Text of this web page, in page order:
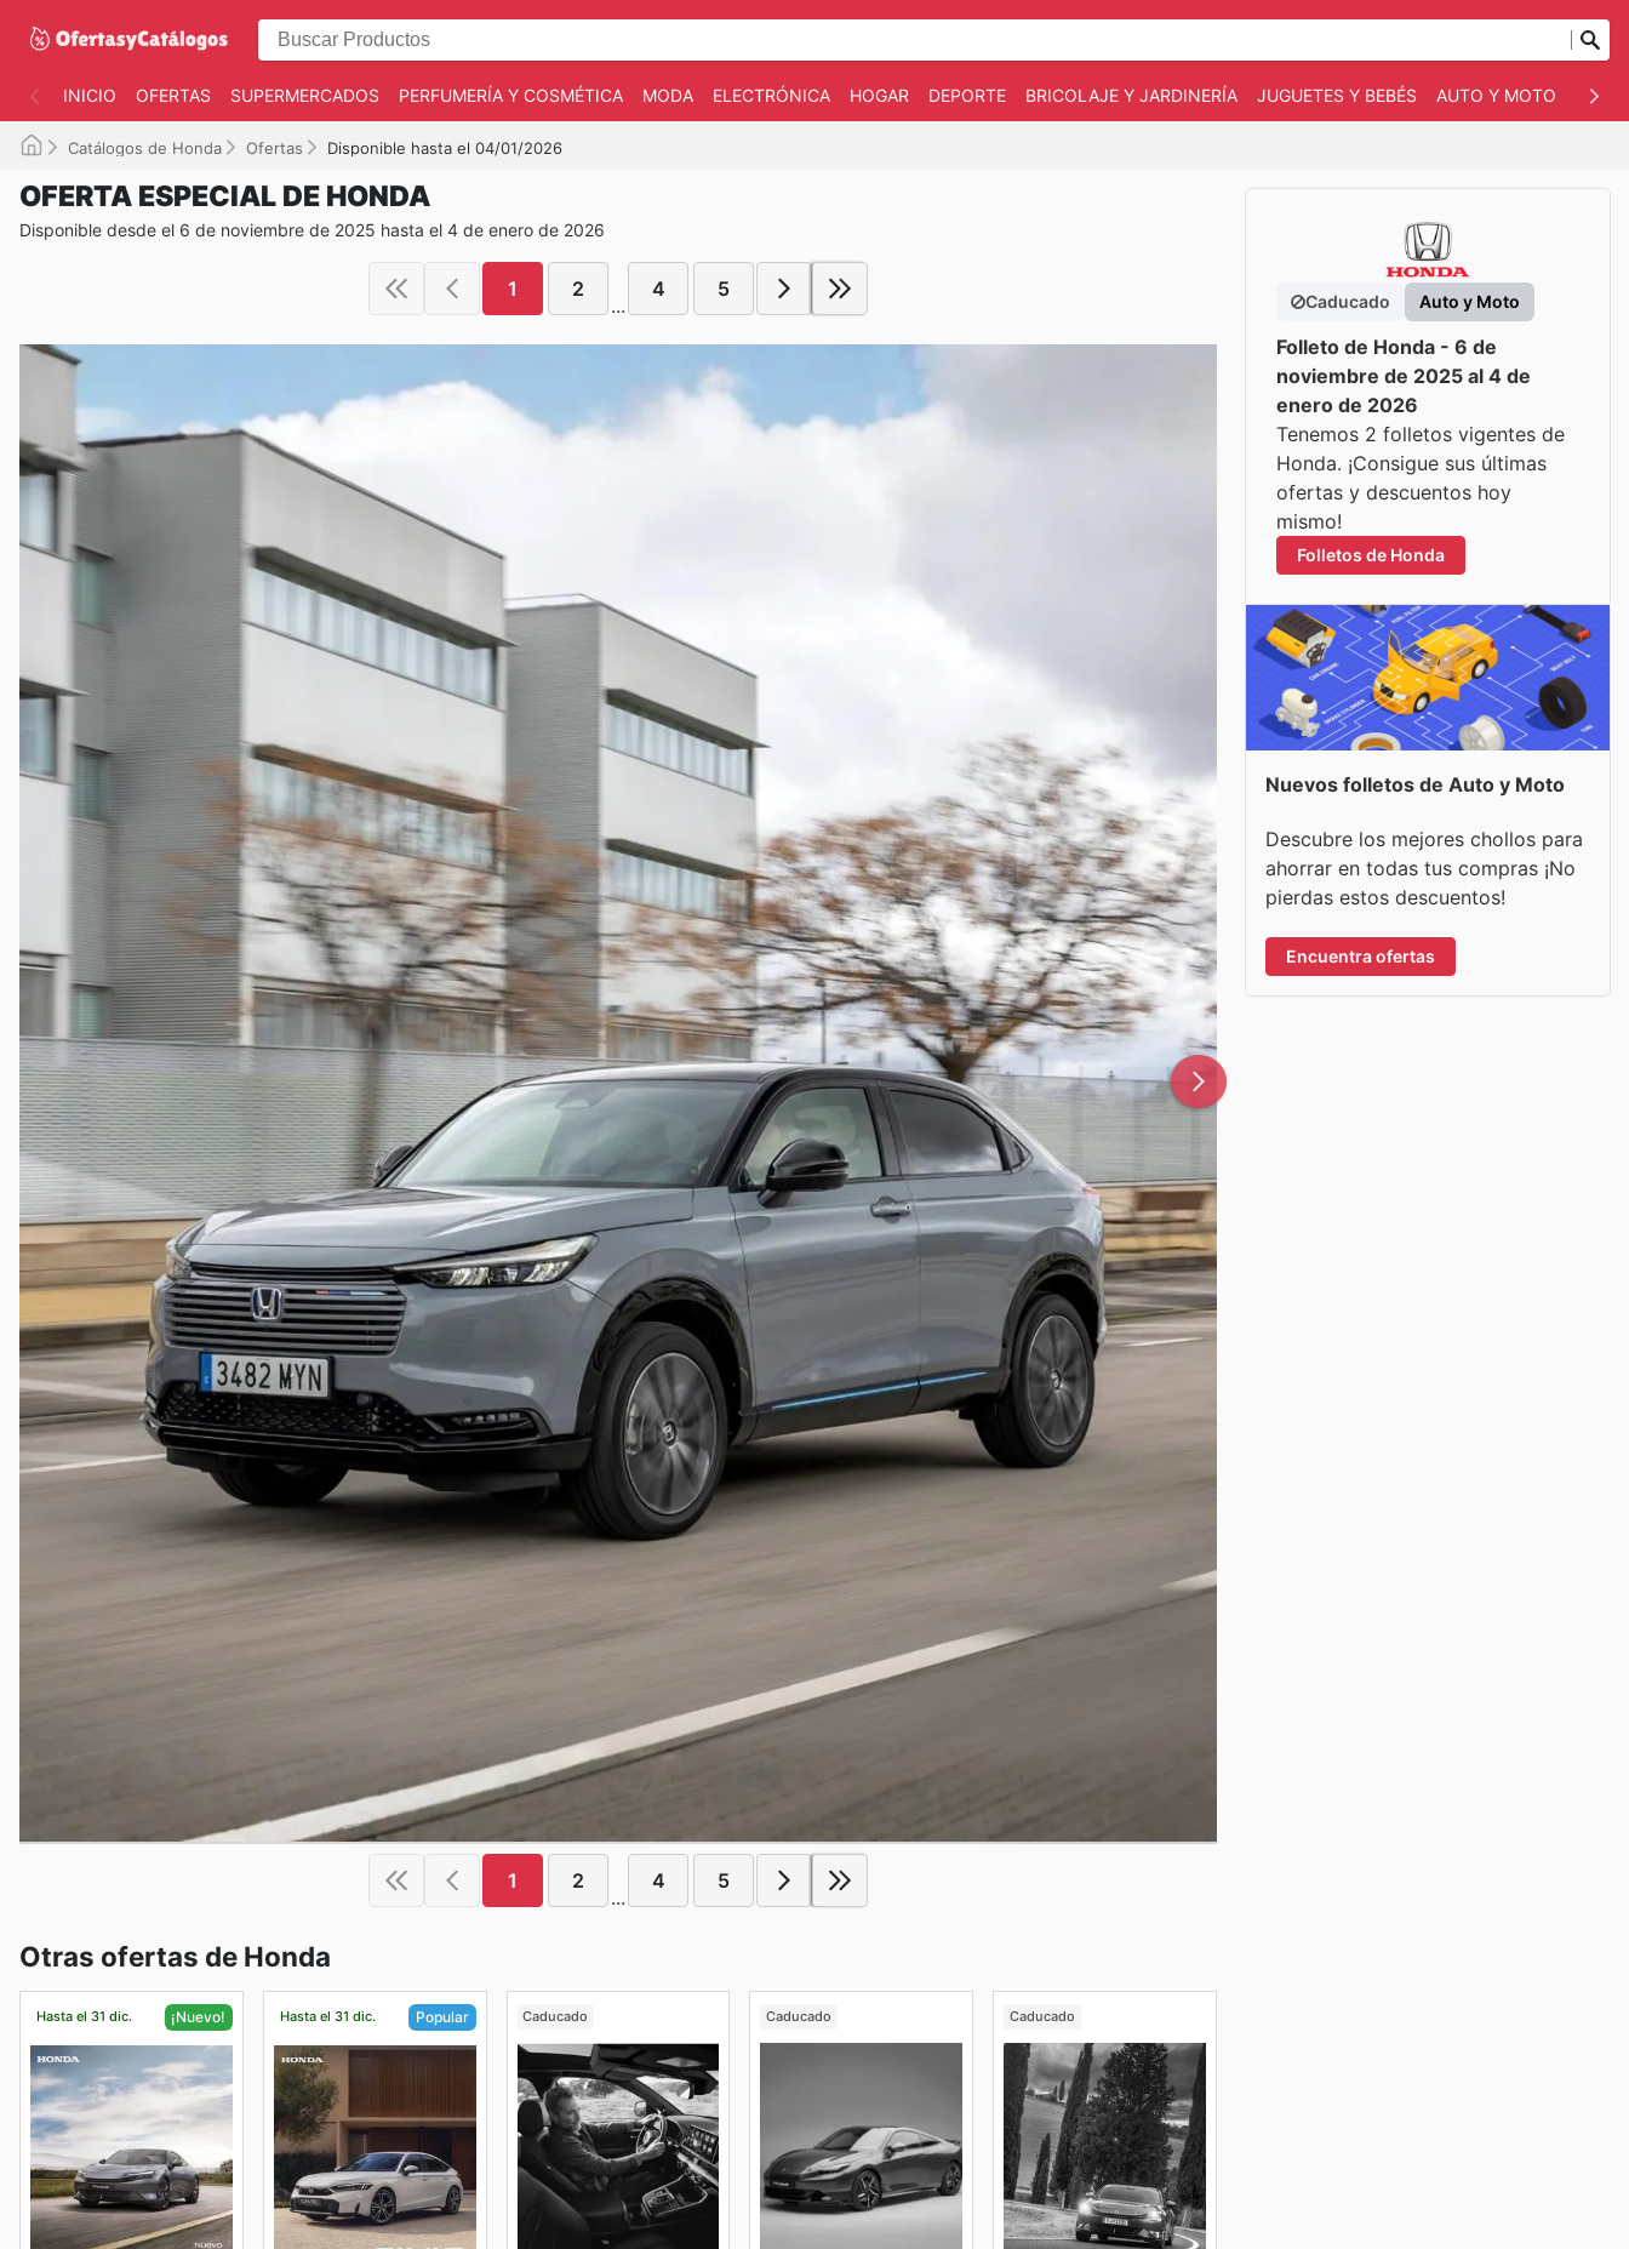
INICIO OFERTAS SUPERMERCADOS PERFUMERÍA Y COSMÉTICA MODA ELECTRÓNICA HOGAR DEPORTE BRICOLAJE Y JARDINERÍA JUGUETES Y BEBÉS AUTO Y MOTO
Catálogos de Honda Ofertas Disponible hasta el 04/01/2026
OFERTA ESPECIAL DE HONDA
Disponible desde el 6 de noviembre de 2025 hasta el 4 de enero de 2026
1 2
...
4 5
1 2
...
4 5
Otras ofertas de Honda
Hasta el 31 dic. ¡Nuevo! Hasta el 31 dic. Popular Caducado Caducado Caducado
Caducado Auto y Moto
Folleto de Honda - 6 de
noviembre de 2025 al 4 de
enero de 2026
Tenemos 2 folletos vigentes de
Honda. ¡Consigue sus últimas
ofertas y descuentos hoy
mismo!
Folletos de Honda
Nuevos folletos de Auto y Moto
Descubre los mejores chollos para
ahorrar en todas tus compras ¡No
pierdas estos descuentos!
Encuentra ofertas